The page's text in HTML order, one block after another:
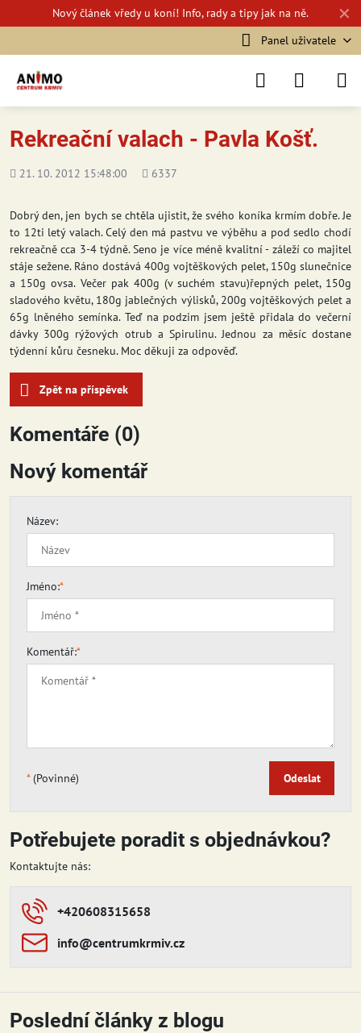
✕
Novýčlánek vředy u koní! Info, rady a tipy jak na ně.
Panel uživatele
Rekreační valach - Pavla Košť.
Přidáno
21. 10. 2012 15:48:00
Počet
6337
Dobrý den, jen bych se chtěla ujistit, že svého koníka krmím dobře. Je
to 12ti letý valach. Celý den má pastvu ve výběhu a pod sedlo chodí
rekreačně cca 3-4 týdně. Seno je více méně kvalitní - záleží co majitel
stáje sežene. Ráno dostává 400g vojtěškových pelet, 150g slunečnice
a 150g ovsa. Večer pak 400g (v suchém stavu)řepných pelet, 150g
sladového květu, 180g jablečných výlisků, 200g vojtěškových pelet a
65g lněného semínka. Teď na podzim jsem ještě přidala do večerní
dávky 300g rýžových otrub a Spirulinu. Jednou za měsíc dostane
týdenní kůru česneku. Moc děkuji za odpověď.
Zpět na příspěvek
Komentáře (0)
Nový komentář
Název:
Jméno:*
Komentář:*
*(Povinné) Odeslat
Potřebujete poradit s objednávkou?
Kontaktujte nás:
+420608315658
info​​@centrumkrmiv​​.cz
Poslední články z blogu